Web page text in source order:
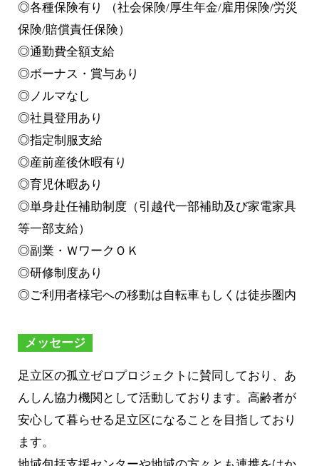
◎各種保険有り （社会保険/厚生年金/雇用保険/労災
保険/賠償責任保険）
◎通勤費全額支給
◎ボーナス・賞与あり
◎ノルマなし
◎社員登用あり
◎指定制服支給
◎産前産後休暇有り
◎育児休暇あり
◎単身赴任補助制度（引越代一部補助及び家電家具
等一部支給）
◎副業・ＷワークＯＫ
◎研修制度あり
◎ご利用者様宅への移動は自転車もしくは徒歩圏内
メッセージ
足立区の孤立ゼロプロジェクトに賛同しており、あ
んしん協力機関として活動しております。高齢者が
安心して暮らせる足立区になることを目指しており
ます。